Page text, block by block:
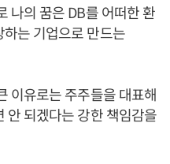
나의 꿈은 DB를 어떠한 환
는 기업으로 만드는
이유로는 주주들을 대표해
안 되겠다는 강한 책임감을